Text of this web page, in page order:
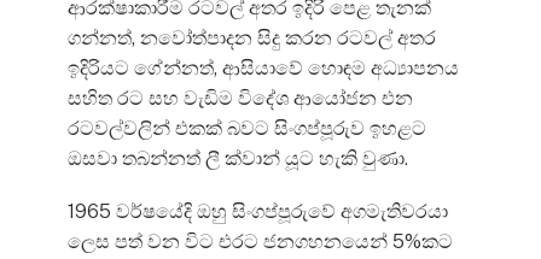
ආරක්ෂාකාරීම රටවල් අතර ඉදිරි පෙළ තැනක්
ගන්නත්, නවෝත්පාදන සිදු කරන රටවල් අතර
ඉදිරියට ගේන්නත්, ආසියාවේ හොඳම අධ්‍යාපනය
සහිත රට සහ වැඩිම විදේශ ආයෝජන එන
රටවල්වලින් එකක් බවට සිංගප්පූරුව ඉහළට
ඔසවා තබන්නත් ලී ක්වාන් යූට හැකි වුණා.
1965 වර්ෂයේදි ඔහු සිංගප්පූරුවේ අගමැතිවරයා
ලෙස පත් වන විට එරට ජනගහනයෙන් 5%කට